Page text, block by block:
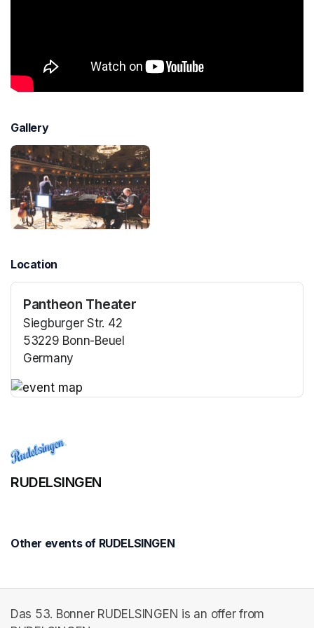
Gallery
Location
Pantheon Theater
Siegburger Str. 42
53229 Bonn-Beuel
Germany
RUDELSINGEN
Other events of RUDELSINGEN
Das 53. Bonner RUDELSINGEN is an offer from